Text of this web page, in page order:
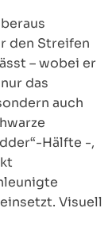
den Streifen
– wobei er
das
auch
Hälfte -,
Visuell